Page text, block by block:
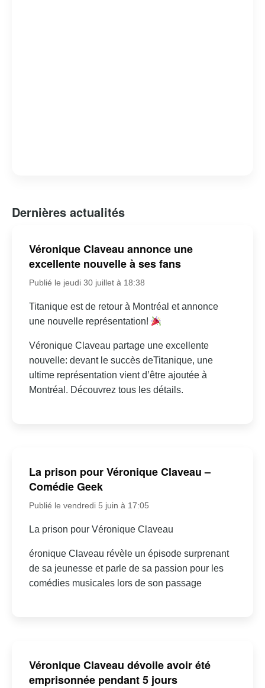
Dernières actualités
Véronique Claveau annonce une
excellente nouvelle à ses fans
Publié le jeudi 30 juillet à 18:38
Titanique est de retour à Montréal et annonce
une nouvelle représentation!
Véronique Claveau partage une excellente
nouvelle: devant le succès deTitanique, une
ultime représentation vient d’être ajoutée à
Montréal. Découvrez tous les détails.
La prison pour Véronique Claveau –
Comédie Geek
Publié le vendredi 5 juin à 17:05
La prison pour Véronique Claveau
éronique Claveau révèle un épisode surprenant
de sa jeunesse et parle de sa passion pour les
comédies musicales lors de son passage
Véronique Claveau dévoile avoir été
emprisonnée pendant 5 jours